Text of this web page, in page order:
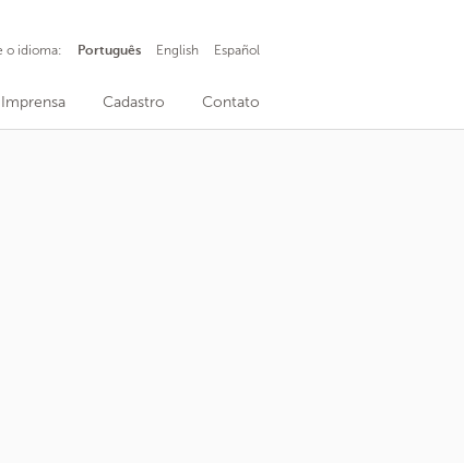
Imprensa Cadastro Contato
o idioma: Português English Español